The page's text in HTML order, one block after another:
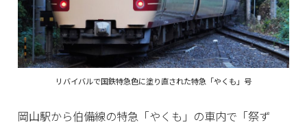
リバイバルで国鉄特急色に塗り直された特急「やくも」号
岡山駅から伯備線の特急「やくも」の車内で「祭ず